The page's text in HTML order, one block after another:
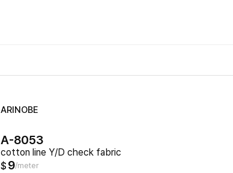
ARINOBE
A-8053
cotton line Y/D check fabric
$ 9/meter